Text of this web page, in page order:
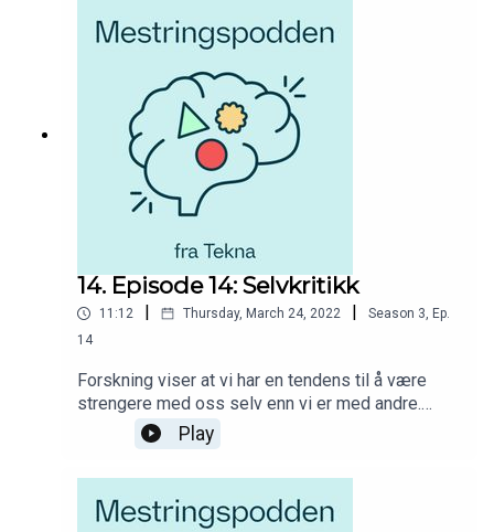
opplevelser fra studenttilværelsen i tillegg til
innspill fra dyktige fagpersoner.
14. Episode 14: Selvkritikk
11:12 | Thursday, March 24, 2022 | Season 3, Ep.
14
Forskning viser at vi har en tendens til å være
strengere med oss selv enn vi er med andre.
Hvorfor er det slik? I Mestringspodden fra Tekna
får du råd og hjelp til hvordan du skal møte
utfordringer og muligheter i studietiden. Du får
høre fra studenter som deler av sine erfaringer og
opplevelser fra studenttilværelsen i tillegg til
Play